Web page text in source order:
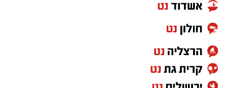
בשעה 08:00 ברחבת בניין העירייה.
ברחבת הריקודים.
הפעילות מתאימה לכל הרמות, החל ממתרגלים
מתחילים ועד מנוסים, וההשתתפות ללא עלות,